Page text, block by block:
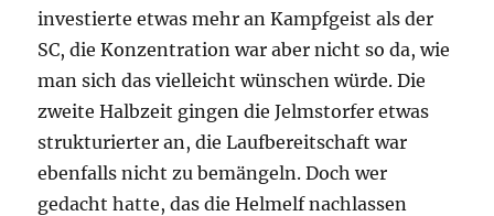
investierte etwas mehr an Kampfgeist als der
SC, die Konzentration war aber nicht so da, wie
man sich das vielleicht wünschen würde. Die
zweite Halbzeit gingen die Jelmstorfer etwas
strukturierter an, die Laufbereitschaft war
ebenfalls nicht zu bemängeln. Doch wer
gedacht hatte, das die Helmelf nachlassen